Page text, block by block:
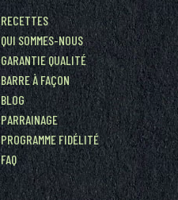
RECETTES
QUI SOMMES-NOUS
GARANTIE QUALITÉ
BARRE À FAÇON
BLOG
PARRAINAGE
PROGRAMME FIDÉLITÉ
FAQ